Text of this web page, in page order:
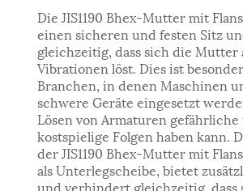
Die JIS1190 Bhex-Mutter mit
einen sicheren und festen Sitz
gleichzeitig, dass sich die Mutter
Vibrationen löst. Dies ist
Branchen, in denen Maschinen
schwere Geräte eingesetzt
Lösen von Armaturen gefährliche
kostspielige Folgen haben kann.
der JIS1190 Bhex-Mutter mit
als Unterlegscheibe, bietet
und verhindert gleichzeitig, dass